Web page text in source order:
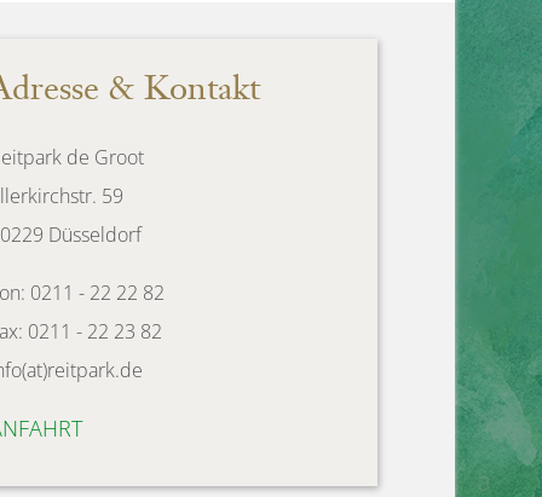
& Kontakt
de Groot
59
Düsseldorf
0211 - 22 22 82
0211 - 22 23 82